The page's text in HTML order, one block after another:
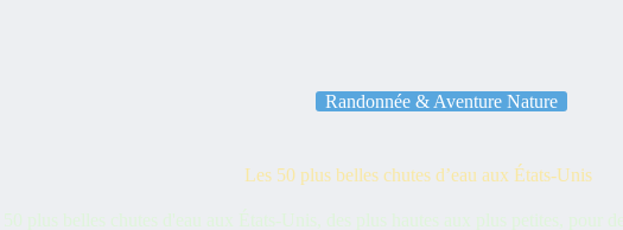
Randonnée & Aventure Nature
Les 50 plus belles chutes d’eau aux États-Unis
50 plus belles chutes d'eau aux États-Unis, des plus hautes aux plus petites, pour